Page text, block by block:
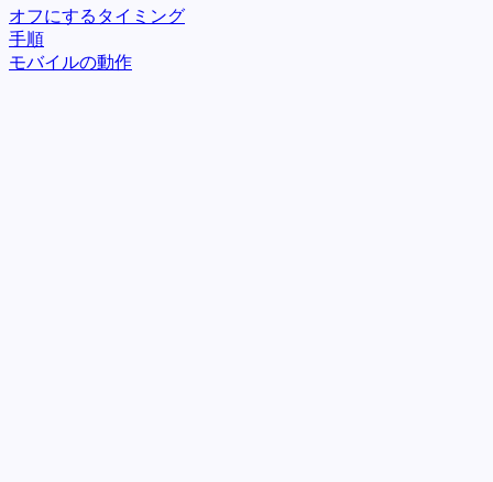
オフにするタイミング
手順
モバイルの動作